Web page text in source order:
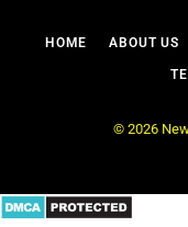
HOME ABOUT US
© 2026